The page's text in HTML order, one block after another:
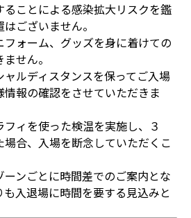
ことによる感染拡大リスクを鑑
ございません。
ォーム、グッズを身に着けての
せん。
ルディスタンスを保ってご入場
報の確認をさせていただきま
ィを使った検温を実施し、３
場合、入場を断念していただくこ
ーンごとに時間差でのご案内とな
入退場に時間を要する見込みと